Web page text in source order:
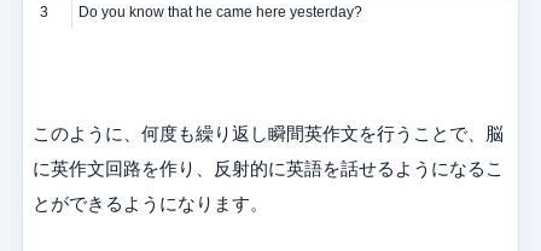
3
Do you know that he came here yesterday?
このように、何度も繰り返し瞬間英作文を行うことで、脳
に英作文回路を作り、反射的に英語を話せるようになるこ
とができるようになります。